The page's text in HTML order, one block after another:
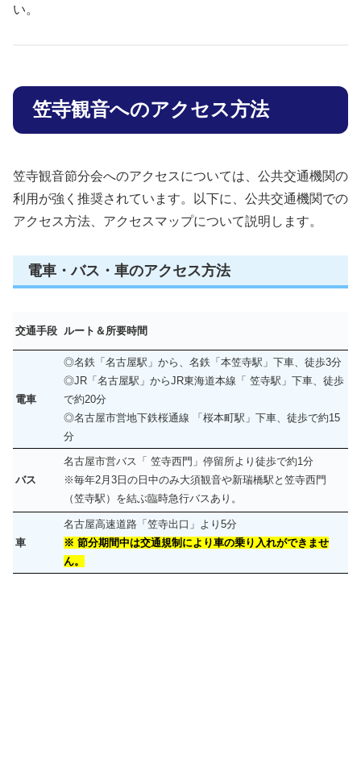
い。
笠寺観音へのアクセス方法
笠寺観音節分会へのアクセスについては、公共交通機関の
利用が強く推奨されています。以下に、公共交通機関での
アクセス方法、アクセスマップについて説明します。
電車・バス・車のアクセス方法
交通手段 ルート＆所要時間
電車
◎名鉄「名古屋駅」から、名鉄「本笠寺駅」下車、徒歩3分
◎JR「名古屋駅」からJR東海道本線「 笠寺駅」下車、徒歩
で約20分
◎名古屋市営地下鉄桜通線 「桜本町駅」下車、徒歩で約15
分
バス
名古屋市営バス「 笠寺西門」停留所より徒歩で約1分
※毎年2月3日の日中のみ大須観音や新瑞橋駅と笠寺西門
（笠寺駅）を結ぶ臨時急行バスあり。
車
名古屋高速道路「笠寺出口」より5分
※ 節分期間中は交通規制により車の乗り入れができませ
ん。